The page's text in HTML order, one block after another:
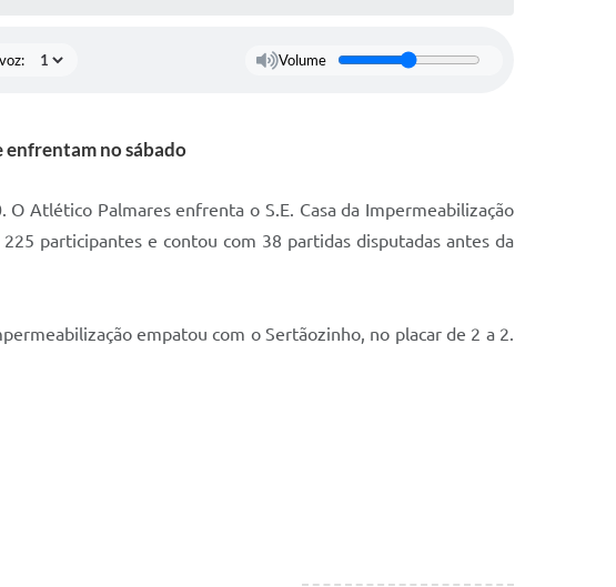
Volume
enfrentam no sábado
Atlético Palmares enfrenta o S.E. Casa da Impermeabilização
participantes e contou com 38 partidas disputadas antes da
empatou com o Sertãozinho, no placar de 2 a 2.